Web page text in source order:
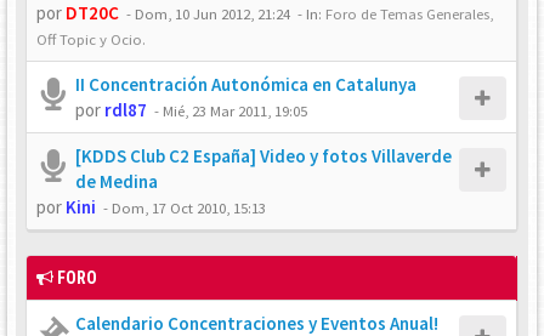
por DT20C - Dom, 10 Jun 2012, 21:24 - In: Foro de Temas Generales,
Off Topic y Ocio.
II Concentración Autonómica en Catalunya
por rdl87 - Mié, 23 Mar 2011, 19:05
[KDDS Club C2 España] Video y fotos Villaverde
de Medina
por Kini - Dom, 17 Oct 2010, 15:13
FORO
Calendario Concentraciones y Eventos Anual!